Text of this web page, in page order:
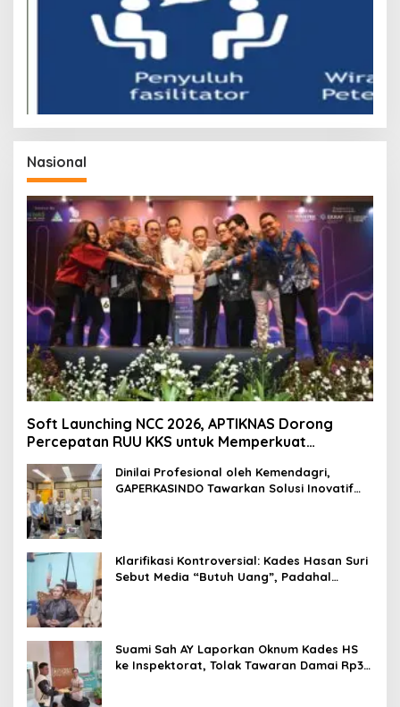
Nasional
Soft Launching NCC 2026, APTIKNAS Dorong
Percepatan RUU KKS untuk Memperkuat
Kedaulatan Digital Indonesia
Dinilai Profesional oleh Kemendagri,
GAPERKASINDO Tawarkan Solusi Inovatif
Klarifikasi Kontroversial: Kades Hasan Suri
Sebut Media “Butuh Uang”, Padahal
Suami Sah AY Laporkan Oknum Kades HS
ke Inspektorat, Tolak Tawaran Damai Rp3